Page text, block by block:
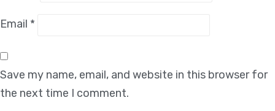
Email *
Save my name, email, and website in this browser for
the next time I comment.